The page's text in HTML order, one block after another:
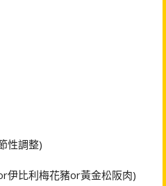
性調整)
比利梅花豬or黃金松阪肉)